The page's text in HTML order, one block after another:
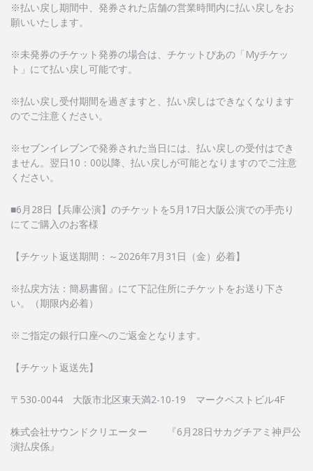
※払い戻し期間中、発券された店舗の営業時間内に払い戻しをお
願いいたします。
※未発券のチケット発券の場合は、チケットぴあの「Myチケッ
ト」にて払い戻し可能です。
※払い戻し受付期間を過ぎますと、払い戻しはできなくなります
のでご注意ください。
※セブンイレブンで発券された当日には、払い戻しの受付はでき
ません。翌日10：00以降、払い戻しが可能となりますのでご注意
ください。
■6月28日【兵庫公演】のチケットを5月17日大阪公演での手売り
にてご購入のお客様
【チケット返送期間：～2026年7月31日（金）必着】
※払戻方法：簡易書留』にて下記住所にチケットをお送り下さ
い。（期限内必着）
※ご指定の銀行口座へのご返金となります。
【チケット返送先】
〒530-0044 大阪市北区東天満2-10-19 マークベストビル4F
株式会社サウンドクリエーター 『6月28日サカグチアミ神戸公
演払戻係』